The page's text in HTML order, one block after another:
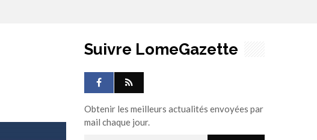
Suivre LomeGazette
Obtenir les meilleurs actualités envoyées par
mail chaque jour.